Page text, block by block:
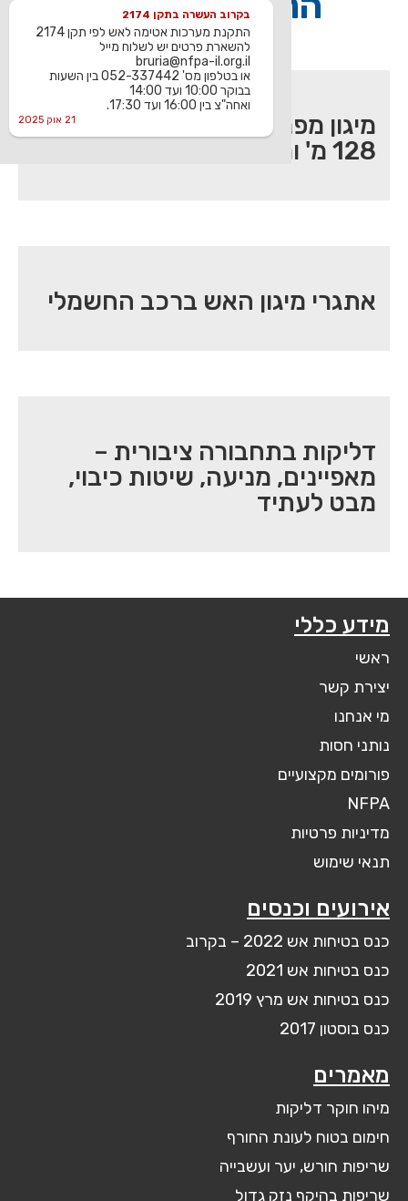
בקרוב העשרה בתקן 2174
התקנת מערכות אטימה לאש לפי תקן 2174
להשארת פרטים יש לשלוח מייל
bruria@nfpa-il.org.il
או בטלפון מס' 052-337442 בין השעות
בבוקר 10:00 ועד 14:00
ואחה"צ בין 16:00 ועד 17:30.
21 אוק 2025מיגון מפני אש במגדלים בגובה
128 מ' ומעלה
אתגרי מיגון האש ברכב החשמלי
דליקות בתחבורה ציבורית –
מאפיינים, מניעה, שיטות כיבוי,
מבט לעתיד
מידע כללי
ראשי
יצירת קשר
מי אנחנו
נותני חסות
פורומים מקצועיים
NFPA
מדיניות פרטיות
תנאי שימוש
אירועים וכנסים
כנס בטיחות אש 2022 – בקרוב
כנס בטיחות אש 2021
כנס בטיחות אש מרץ 2019
כנס בוסטון 2017
מאמרים
מיהו חוקר דליקות
חימום בטוח לעונת החורף
שריפות חורש, יער ועשבייה
שריפות בהיקף נזק גדול